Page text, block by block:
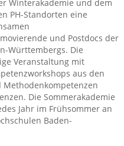
Winterakademie und dem
PH-Standorten eine
und Postdocs der
Württembergs. Die
Veranstaltung mit
aus den
Methodenkompetenzen
Die Sommerakademie
Jahr im Frühsommer an
Baden-